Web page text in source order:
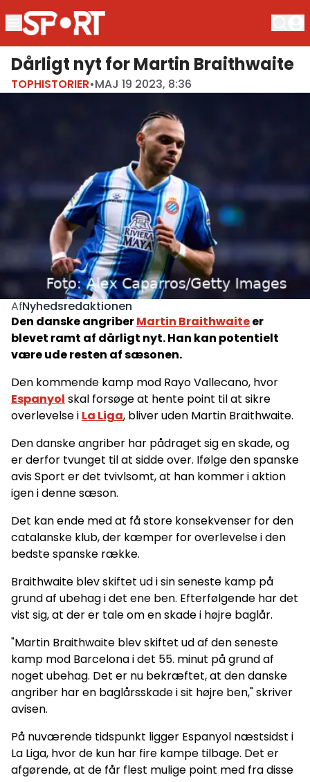
Dårligt nyt for Martin Braithwaite
TOPHISTORIER•MAJ 19 2023, 8:36
AfNyhedsredaktionen
Den danske angriberMartin Braithwaiteer
blevet ramt af dårligt nyt. Han kan potentielt
være ude resten af sæsonen.
Den kommende kamp mod Rayo Vallecano, hvor
Espanyol skal forsøge at hente point til at sikre
overlevelse i La Liga, bliver uden Martin Braithwaite.
Den danske angriber har pådraget sig en skade, og
er derfor tvunget til at sidde over. Ifølge den spanske
avis Sport er det tvivlsomt, at han kommer i aktion
igen i denne sæson.
Det kan ende med at få store konsekvenser for den
catalanske klub, der kæmper for overlevelse i den
bedste spanske række.
Braithwaite blev skiftet ud i sin seneste kamp på
grund af ubehag i det ene ben. Efterfølgende har det
vist sig, at der er tale om en skade i højre baglår.
"Martin Braithwaite blev skiftet ud af den seneste
kamp mod Barcelona i det 55. minut på grund af
noget ubehag. Det er nu bekræftet, at den danske
angriber har en baglårsskade i sit højre ben," skriver
avisen.
På nuværende tidspunkt ligger Espanyol næstsidst i
La Liga, hvor de kun har fire kampe tilbage. Det er
afgørende, at de får flest mulige point med fra disse